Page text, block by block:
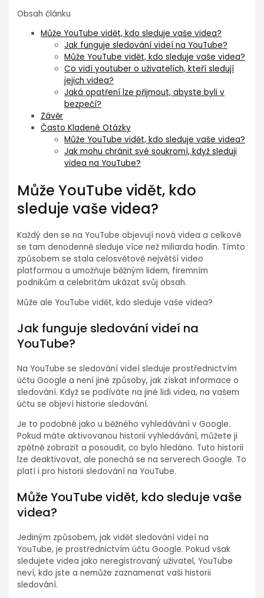
Obsah článku
Může YouTube vidět, kdo sleduje vaše videa?
Jak funguje sledování videí na YouTube?
Může YouTube vidět, kdo sleduje vaše videa?
Co vidí youtuber o uživatelích, kteří sledují
jejich videa?
Jaká opatření lze přijmout, abyste byli v
bezpečí?
Závěr
Často Kladené Otázky
Může YouTube vidět, kdo sleduje vaše videa?
Jak mohu chránit své soukromí, když sleduji
videa na YouTube?
Může YouTube vidět, kdo
sleduje vaše videa?
Každý den se na YouTube objevují nová videa a celkově
se tam denodenně sleduje více než miliarda hodin. Tímto
způsobem se stala celosvětově největší video
platformou a umožňuje běžným lidem, firemním
podnikům a celebritám ukázat svůj obsah.
Může ale YouTube vidět, kdo sleduje vaše videa?
Jak funguje sledování videí na
YouTube?
Na YouTube se sledování videí sleduje prostřednictvím
účtu Google a není jiné způsoby, jak získat informace o
sledování. Když se podíváte na jiné lidi videa, na vašem
účtu se objeví historie sledování.
Je to podobné jako u běžného vyhledávání v Google.
Pokud máte aktivovanou historii vyhledávání, můžete ji
zpětně zobrazit a posoudit, co bylo hledáno. Tuto historii
lze deaktivovat, ale ponechá se na serverech Google. To
platí i pro historii sledování na YouTube.
Může YouTube vidět, kdo sleduje vaše
videa?
Jediným způsobem, jak vidět sledování videí na
YouTube, je prostřednictvím účtu Google. Pokud však
sledujete videa jako neregistrovaný uživatel, YouTube
neví, kdo jste a nemůže zaznamenat vaši historii
sledování.